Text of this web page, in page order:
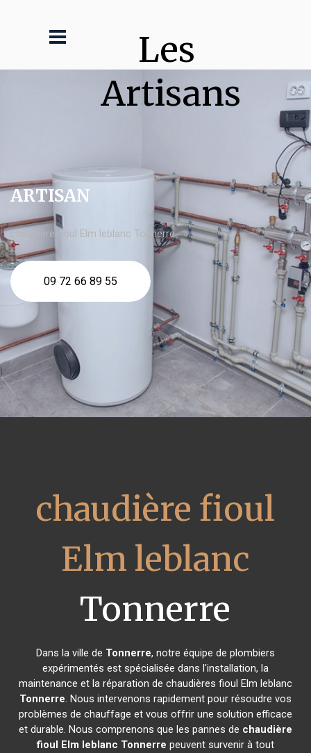
Les
Artisans
ARTISAN
chaudière fioul Elm leblanc Tonnerre
09 72 66 89 55
chaudière fioul
Elm leblanc
Tonnerre
Dans la ville de Tonnerre, notre équipe de plombiers
expérimentés est spécialisée dans l'installation, la
maintenance et la réparation de chaudières fioul Elm leblanc
Tonnerre. Nous intervenons rapidement pour résoudre vos
problèmes de chauffage et vous offrir une solution efficace
et durable. Nous comprenons que les pannes de chaudière
fioul Elm leblanc Tonnerre peuvent survenir à tout